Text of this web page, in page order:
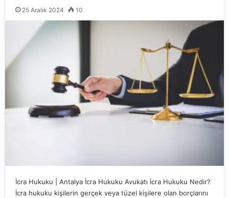
25 Aralık 2024 10
İcra Hukuku | Antalya İcra Hukuku Avukatı İcra Hukuku Nedir?
İcra hukuku kişilerin gerçek veya tüzel kişilere olan borçlarını